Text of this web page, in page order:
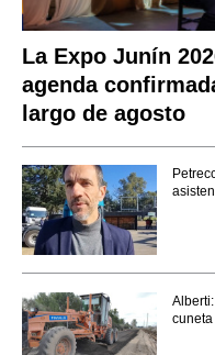
La Expo Junín
agenda
largo de agosto